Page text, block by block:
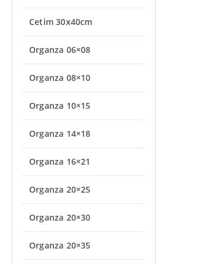
Cetim 30x40cm
Organza 06×08
Organza 08×10
Organza 10×15
Organza 14×18
Organza 16×21
Organza 20×25
Organza 20×30
Organza 20×35